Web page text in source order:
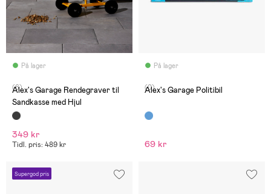
På lager
(6)
Alex's Garage Rendegraver til
Sandkasse med Hjul
349 kr
Tidl. pris: 489 kr
På lager
(0)
Alex's Garage Politibil
69 kr
Supergod pris